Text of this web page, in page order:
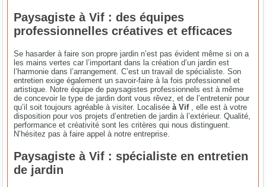
Paysagiste à Vif : des équipes
professionnelles créatives et efficaces
Se hasarder à faire son propre jardin n’est pas évident même si on a
les mains vertes car l’important dans la création d’un jardin est
l’harmonie dans l’arrangement. C’est un travail de spécialiste. Son
entretien exige également un savoir-faire à la fois professionnel et
artistique. Notre équipe de paysagistes professionnels est à même
de concevoir le type de jardin dont vous rêvez, et de l’entretenir pour
qu’il soit toujours agréable à visiter. Localiséeà Vif
, elle est à votre
disposition pour vos projets d’entretien de jardin à l’extérieur. Qualité,
performance et créativité sont les critères qui nous distinguent.
N’hésitez pas à faire appel à notre entreprise.
Paysagiste à Vif : spécialiste en entretien
de jardin